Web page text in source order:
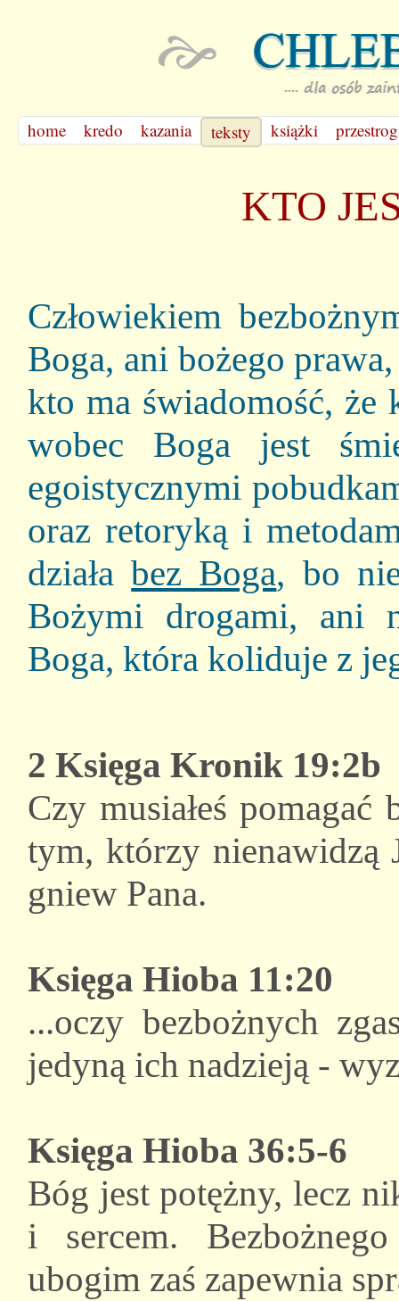
home kredo kazania teksty książki
KTO
Człowiekiem
Boga, ani bożego
kto ma świadomość, że
wobec Boga jest
egoistycznymi
oraz retoryką i
działabez Boga, bo
Bożymi drogami, ani
Boga, która koliduje z
2 Księga Kronik 19:2b
Czy musiałeś pomagać
tym, którzy nienawidzą
gniew Pana.
Księga Hioba 11:20
...oczy bezbożnych
jedyną ich nadzieją -
Księga Hioba 36:5-6
Bóg jest potężny, lecz
i sercem.
ubogim zaś zapewnia